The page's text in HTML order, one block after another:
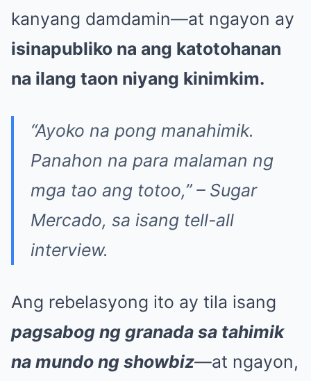
kanyang damdamin—at ngayon ay
isinapubliko na ang katotohanan
na ilang taon niyang kinimkim.
“Ayoko na pong manahimik.
Panahon na para malaman ng
mga tao ang totoo,”– Sugar
Mercado, sa isang tell-all
interview.
Ang rebelasyong ito ay tila isang
pagsabog ng granada sa tahimik
na mundo ng showbiz—at ngayon,